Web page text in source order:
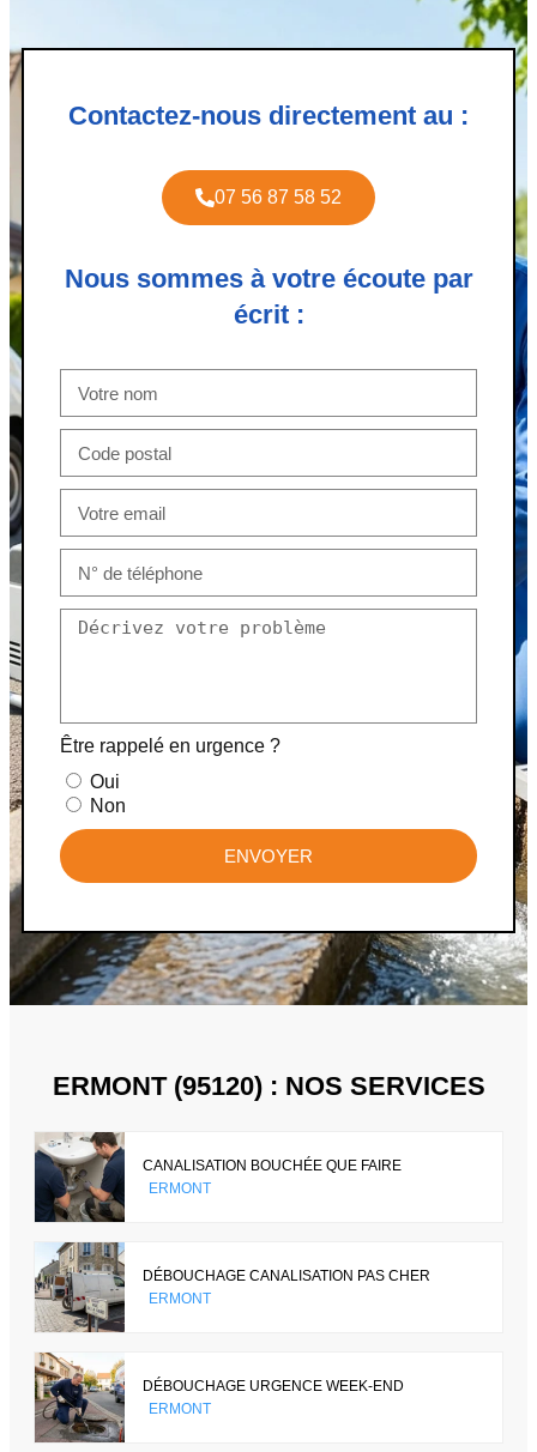
Contactez-nous directement au :
07 56 87 58 52
Nous sommes à votre écoute par
écrit :
Être rappelé en urgence ?
Oui
Non
ENVOYER
ERMONT (95120) : NOS SERVICES
CANALISATION BOUCHÉE QUE FAIRE
ERMONT
DÉBOUCHAGE CANALISATION PAS CHER
ERMONT
DÉBOUCHAGE URGENCE WEEK-END
ERMONT